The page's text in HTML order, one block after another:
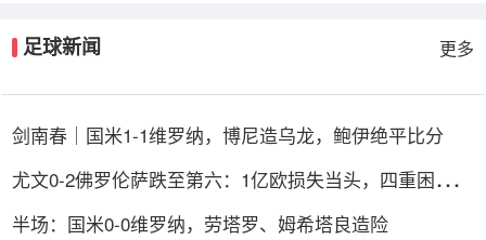
足球新闻 更多
剑南春｜国米1-1维罗纳，博尼造乌龙，鲍伊绝平比分
尤文0-2佛罗伦萨跌至第六：1亿欧损失当头，四重困局谁
半场：国米0-0维罗纳，劳塔罗、姆希塔良造险